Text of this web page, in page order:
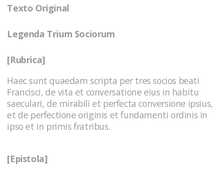
Texto Original
Legenda Trium Sociorum
[Rubrica]
Haec sunt quaedam scripta per tres socios beati
Francisci, de vita et conversatione eius in habitu
saeculari, de mirabili et perfecta conversione ipsius,
et de perfectione originis et fundamenti ordinis in
ipso et in primis fratribus.
[Epistola]